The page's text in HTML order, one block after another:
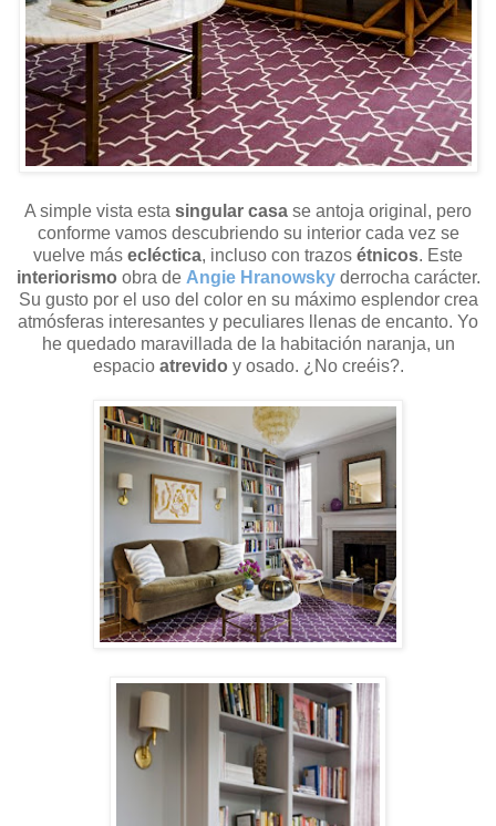
A simple vista esta singular casa se antoja original, pero
conforme vamos descubriendo su interior cada vez se
vuelve más ecléctica, incluso con trazos étnicos. Este
interiorismo obra de Angie Hranowsky derrocha carácter.
Su gusto por el uso del color en su máximo esplendor crea
atmósferas interesantes y peculiares llenas de encanto. Yo
he quedado maravillada de la habitación naranja, un
espacio atrevido y osado. ¿No creéis?.